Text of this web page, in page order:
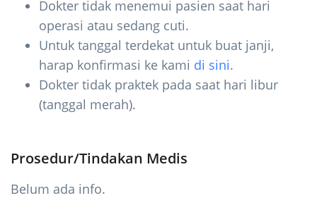
Dokter tidak menemui pasien saat hari
operasi atau sedang cuti.
Untuk tanggal terdekat untuk buat janji,
harap konfirmasi ke kami di sini.
Dokter tidak praktek pada saat hari libur
(tanggal merah).
Prosedur/Tindakan Medis
Belum ada info.